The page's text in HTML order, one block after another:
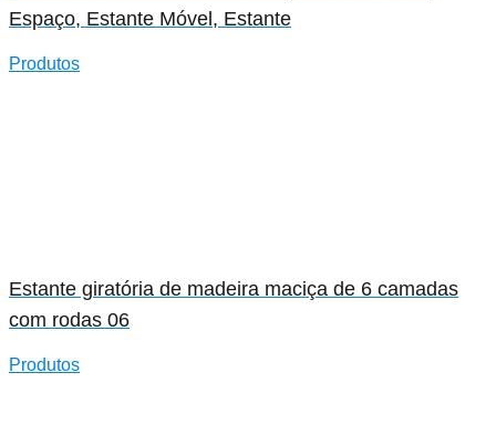
Espaço, Estante Móvel, Estante
Produtos
Estante giratória de madeira maciça de 6 camadas
com rodas 06
Produtos